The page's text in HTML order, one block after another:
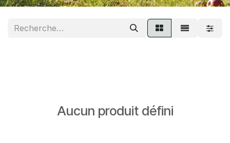
Aucun produit défini